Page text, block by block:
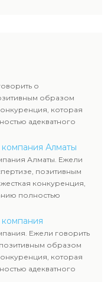
сможете обратиться к
консультацией.
о
образом
которая
адекватного
Алматы
Алматы. Ежели
позитивным
конкуренция,
полностью
Ежели говорить
образом
которая
адекватного